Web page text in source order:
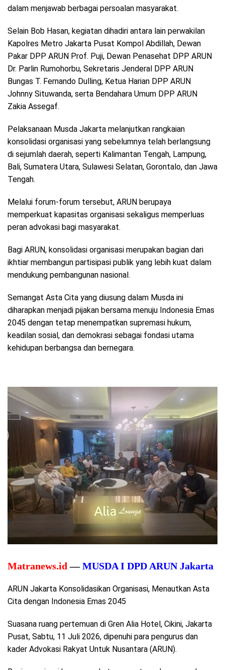
dalam menjawab berbagai persoalan masyarakat.
Selain Bob Hasan, kegiatan dihadiri antara lain perwakilan
Kapolres Metro Jakarta Pusat Kompol Abdillah, Dewan
Pakar DPP ARUN Prof. Puji, Dewan Penasehat DPP ARUN
Dr. Parlin Rumohorbu, Sekretaris Jenderal DPP ARUN
Bungas T. Fernando Dulling, Ketua Harian DPP ARUN
Johnny Situwanda, serta Bendahara Umum DPP ARUN
Zakia Assegaf.
Pelaksanaan Musda Jakarta melanjutkan rangkaian
konsolidasi organisasi yang sebelumnya telah berlangsung
di sejumlah daerah, seperti Kalimantan Tengah, Lampung,
Bali, Sumatera Utara, Sulawesi Selatan, Gorontalo, dan Jawa
Tengah.
Melalui forum-forum tersebut, ARUN berupaya
memperkuat kapasitas organisasi sekaligus memperluas
peran advokasi bagi masyarakat.
Bagi ARUN, konsolidasi organisasi merupakan bagian dari
ikhtiar membangun partisipasi publik yang lebih kuat dalam
mendukung pembangunan nasional.
Semangat Asta Cita yang diusung dalam Musda ini
diharapkan menjadi pijakan bersama menuju Indonesia Emas
2045 dengan tetap menempatkan supremasi hukum,
keadilan sosial, dan demokrasi sebagai fondasi utama
kehidupan berbangsa dan bernegara.
Matranews.id—MUSDA I DPD ARUN Jakarta
ARUN Jakarta Konsolidasikan Organisasi, Menautkan Asta
Cita dengan Indonesia Emas 2045
Suasana ruang pertemuan di Gren Alia Hotel, Cikini, Jakarta
Pusat, Sabtu, 11 Juli 2026, dipenuhi para pengurus dan
kader Advokasi Rakyat Untuk Nusantara (ARUN).